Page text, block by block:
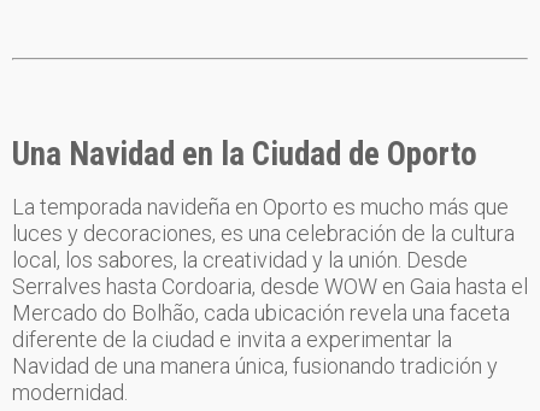
Una Navidad en la Ciudad de Oporto
La temporada navideña en Oporto es mucho más que
luces y decoraciones, es una celebración de la cultura
local, los sabores, la creatividad y la unión. Desde
Serralves hasta Cordoaria, desde WOW en Gaia hasta el
Mercado do Bolhão, cada ubicación revela una faceta
diferente de la ciudad e invita a experimentar la
Navidad de una manera única, fusionando tradición y
modernidad.